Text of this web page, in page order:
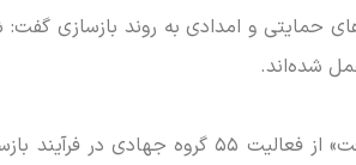
حمایتی و امدادی به روند بازسازی
شده‌اند.
رئیس ارزیابی خسارت شهرداری کرج در بخش دیگری از